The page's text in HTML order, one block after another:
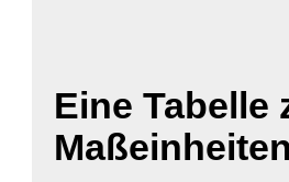
Eine Tabelle